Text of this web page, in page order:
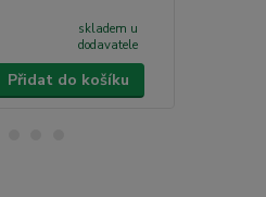
skladem u
dodavatele
Přidat do košíku